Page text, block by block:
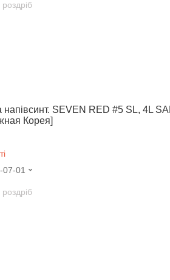
роздріб
SEVEN RED #5 SL, 4L
Корея]
01
роздріб